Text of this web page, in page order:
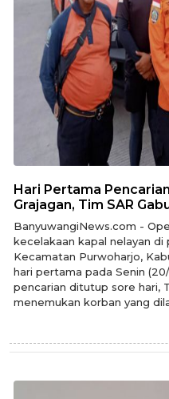
Hari Pertama
Grajagan, Tim SAR
BanyuwangiNews.com -
kecelakaan kapal nelayan di
Kecamatan Purwoharjo,
hari pertama pada Senin
pencarian ditutup sore hari,
menemukan korban yang